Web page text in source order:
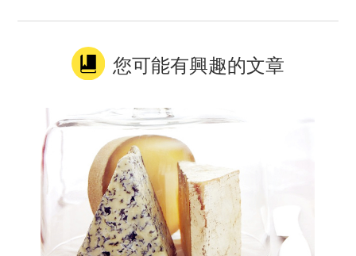
您可能有興趣的文章